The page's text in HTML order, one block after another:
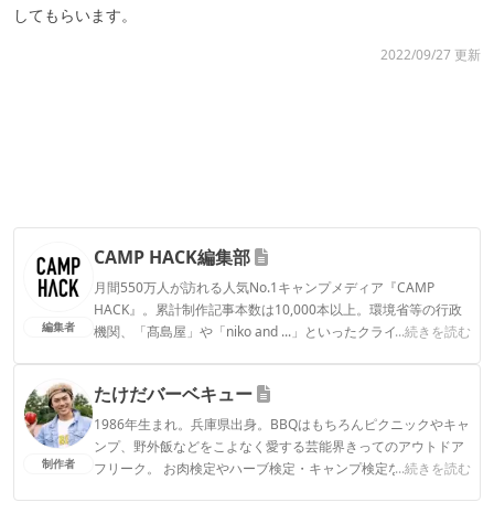
してもらいます。
2022/09/27 更新
編集者
CAMP HACK編集部
月間550万人が訪れる人気No.1キャンプメディア『CAMP
HACK』。累計制作記事本数は10,000本以上。環境省等の行政
機関、「髙島屋」や「niko and ...」といったクライアントとの
...続きを読む
CAMP HACK編集部のプロフィール
制作者
たけだバーベキュー
1986年生まれ。兵庫県出身。BBQはもちろんピクニックやキャ
ンプ、野外飯などをこよなく愛する芸能界きってのアウトドア
フリーク。 お肉検定やハーブ検定・キャンプ検定などの資格も
...続きを読む